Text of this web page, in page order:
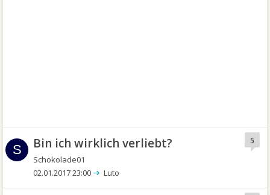
S Bin ich wirklich verliebt?
Schokolade01
5
02.01.2017 23:00 Luto